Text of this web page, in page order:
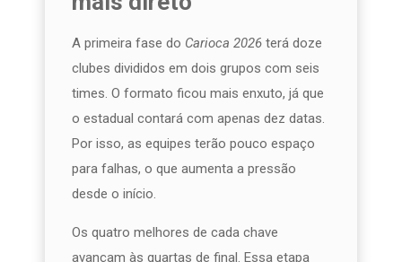
A primeira fase do Carioca 2026 terá doze
clubes divididos em dois grupos com seis
times. O formato ficou mais enxuto, já que
o estadual contará com apenas dez datas.
Por isso, as equipes terão pouco espaço
para falhas, o que aumenta a pressão
desde o início.
Os quatro melhores de cada chave
avançam às quartas de final. Essa etapa